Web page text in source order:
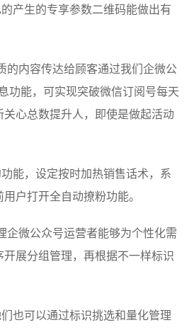
产生的专享参数二维码能做出有
的内容传达给顾客通过我们企微公
功能，可实现突破微信订阅号每天
关心总数提升人，即使是做起活动
能，设定按时加热销售话术，系
户打开全自动撩粉功能。
企微公众号运营者能够为个性化需
展分组管理，再根据不一样标识
也可以通过标识挑选和量化管理